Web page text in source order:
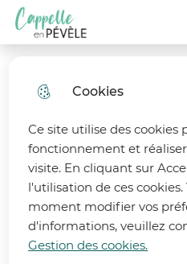
Cookies
Ce site utilise des cookies
fonctionnement et
visite. En cliquant sur
l'utilisation de ces
moment modifier vos
d'informations, veuillez
Gestion des cookies.
Aller
au
menu
Ville de Cappelle-en-Pévèle
2CV Club du
Pévèle
Accueil